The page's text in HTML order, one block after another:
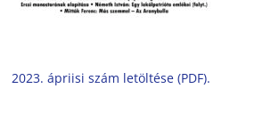
2023. ápriisi szám letöltése (PDF).